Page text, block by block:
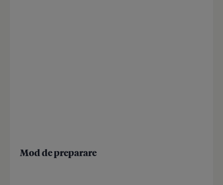
Mod de preparare